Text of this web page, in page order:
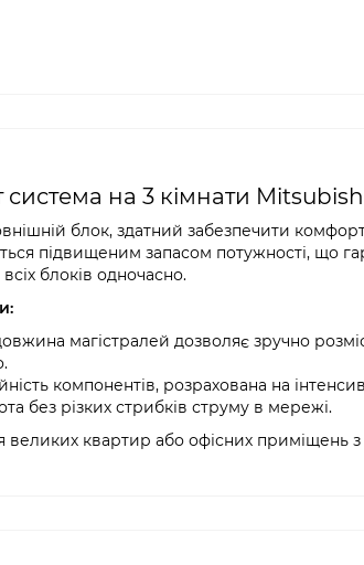
система на 3 кімнати
блок, здатний забезпечити
підвищеним запасом потужності, що
блоків одночасно.
магістралей дозволяє зручно
компонентів, розрахована на
без різких стрибків струму в мережі.
великих квартир або офісних приміщень